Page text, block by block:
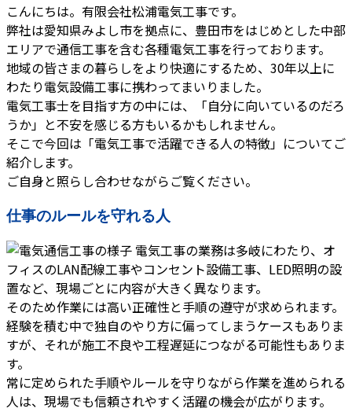
こんにちは。有限会社松浦電気工事です。
弊社は愛知県みよし市を拠点に、豊田市をはじめとした中部
エリアで通信工事を含む各種電気工事を行っております。
地域の皆さまの暮らしをより快適にするため、30年以上に
わたり電気設備工事に携わってまいりました。
電気工事士を目指す方の中には、「自分に向いているのだろ
うか」と不安を感じる方もいるかもしれません。
そこで今回は「電気工事で活躍できる人の特徴」についてご
紹介します。
ご自身と照らし合わせながらご覧ください。
仕事のルールを守れる人
電気工事の業務は多岐にわたり、オ
フィスのLAN配線工事やコンセント設備工事、LED照明の設
置など、現場ごとに内容が大きく異なります。
そのため作業には高い正確性と手順の遵守が求められます。
経験を積む中で独自のやり方に偏ってしまうケースもありま
すが、それが施工不良や工程遅延につながる可能性もありま
す。
常に定められた手順やルールを守りながら作業を進められる
人は、現場でも信頼されやすく活躍の機会が広がります。